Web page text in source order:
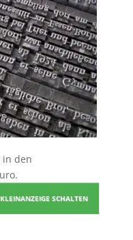
in den
KLEINANZEIGE SCHALTEN